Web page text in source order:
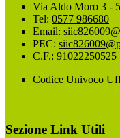
Via Aldo Moro 3 -
Tel: 0577 986680
Email:
PEC:
C.F.: 91022250525
Codice Univoco
Sezione Link Utili